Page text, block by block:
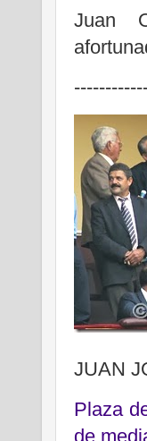
Juan
JUAN
Plaza
de